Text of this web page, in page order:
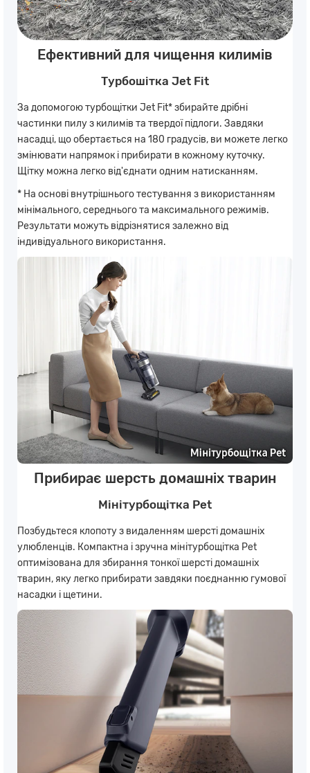
Ефективний для чищення килимів
Турбошітка Jet Fit
За допомогою турбощітки Jet Fit* збирайте дрібні
частинки пилу з килимів та твердої підлоги. Завдяки
насадці, що обертається на 180 градусів, ви можете легко
змінювати напрямок і прибирати в кожному куточку.
Щітку можна легко від'єднати одним натисканням.
* На основі внутрішнього тестування з використанням
мінімального, середнього та максимального режимів.
Результати можуть відрізнятися залежно від
індивідуального використання.
Прибирає шерсть домашніх тварин
Мінітурбощітка Pet
Позбудьтеся клопоту з видаленням шерсті домашніх
улюбленців. Компактна і зручна мінітурбощітка Pet
оптимізована для збирання тонкої шерсті домашніх
тварин, яку легко прибирати завдяки поєднанню гумової
насадки і щетини.